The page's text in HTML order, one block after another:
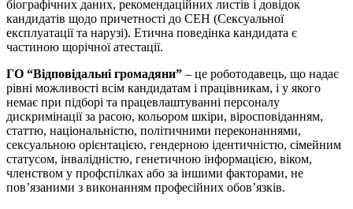
біографічних даних, рекомендаційних листів і довідок
кандидатів щодо причетності до СЕН (Сексуальної
експлуатації та нарузі). Етична поведінка кандидата є
частиною щорічної атестації.
ГО “Відповідальні громадяни” – це роботодавець, що надає
рівні можливості всім кандидатам і працівникам, і у якого
немає при підборі та працевлаштуванні персоналу
дискримінації за расою, кольором шкіри, віросповіданням,
статтю, національністю, політичними переконаннями,
сексуальною орієнтацією, гендерною ідентичністю, сімейним
статусом, інвалідністю, генетичною інформацією, віком,
членством у профспілках або за іншими факторами, не
пов’язаними з виконанням професійних обов’язків.